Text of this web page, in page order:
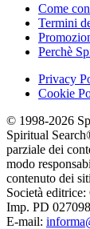
Come
Termini
Perchè
Privacy
Cookie
© 1998-2026
Spiritual
parziale dei
modo
contenuto dei
Società
Imp. PD
E-mail: